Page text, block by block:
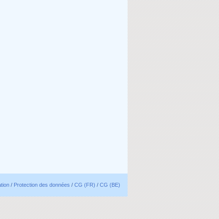
/ Protection des données / CG (FR) / CG (BE)